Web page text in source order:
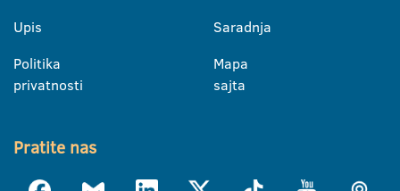
Upis
Politika
privatnosti
Saradnja
Mapa
sajta
Pratite nas